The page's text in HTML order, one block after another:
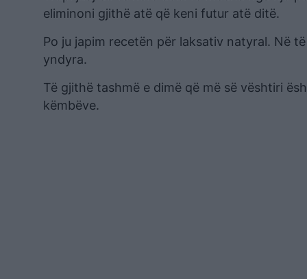
eliminoni gjithë atë që keni futur atë ditë.
Po ju japim recetën për laksativ natyral. Në
yndyra.
Të gjithë tashmë e dimë që më së vështiri
këmbëve.